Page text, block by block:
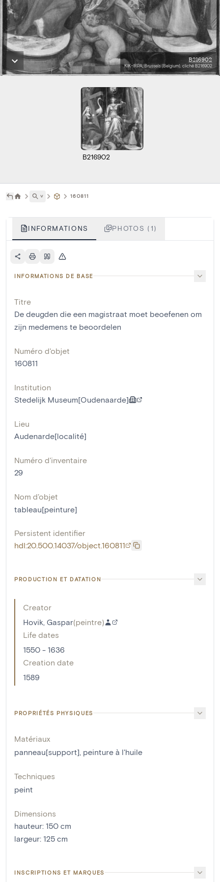
B216902
KIK-IRPA, Brussels (Belgium), cliché B216902
B216902
˅ 160811
INFORMATIONS PHOTOS (1)
INFORMATIONS DE BASE
Titre
De deugden die een magistraat moet beoefenen om
zijn medemens te beoordelen
Numéro d'objet
160811
Institution
Stedelijk Museum[Oudenaarde]
Lieu
Audenarde[localité]
Numéro d'inventaire
29
Nom d'objet
tableau[peinture]
Persistent identifier
hdl:20.500.14037/object.160811
PRODUCTION ET DATATION
Creator
Hovik, Gaspar(peintre)
Life dates
1550 - 1636
Creation date
1589
PROPRIÉTÉS PHYSIQUES
Matériaux
panneau[support] peinture à l'huile
Techniques
peint
Dimensions
hauteur: 150 cm
largeur: 125 cm
INSCRIPTIONS ET MARQUES